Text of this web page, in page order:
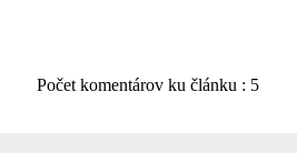
Počet komentárov ku článku : 5